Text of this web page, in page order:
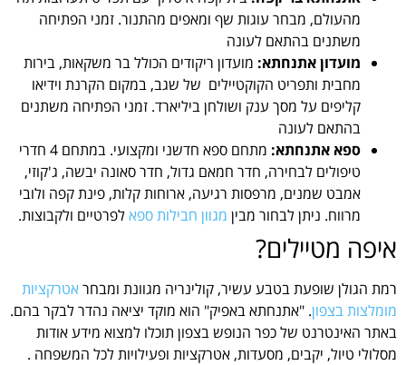
מהעולם, מבחר עוגות שף ומאפים מהתנור. זמני הפתיחה
משתנים בהתאם לעונה
מועדון אתנחתא: מועדון ריקודים הכולל בר משקאות, בירות
מחבית ותפריט הקוקטיילים של שגב, במקום הקרנת וידיאו
קליפים על מסך ענק ושולחן ביליארד. זמני הפתיחה משתנים
בהתאם לעונה
ספא אתנחתא:
מתחם ספא חדשני ומקצועי. במתחם 4 חדרי
טיפולים לבחירה, חדר חמאם גדול, חדר סאונה יבשה, ג'קוזי,
אמבט שמנים, מרפסות רגיעה, ארוחות קלות, פינת קפה ולובי
מרווח. ניתן לבחור מבין מגוון חבילות ספאלפרטיים ולקבוצות.
איפה מטיילים?
רמת הגולן שופעת בטבע עשיר, קולינריה מגוונת ומבחראטרקציות
מומלצות בצפון. "אתנחתא באפיק" הוא מוקד יציאה נהדר לבקר בהם.
באתר האינטרנט של כפר הנופש בצפון תוכלו למצוא מידע אודות
מסלולי טיול, יקבים, מסעדות, אטרקציות ופעילויות לכל המשפחה .